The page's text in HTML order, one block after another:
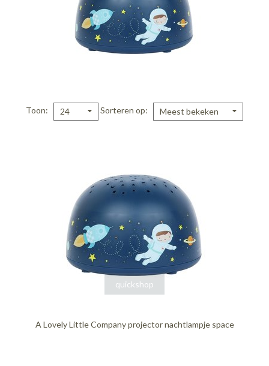
Toon 24 Sorteren op Meest bekeken
quickshop
A Lovely Little Company projector nachtlampje space